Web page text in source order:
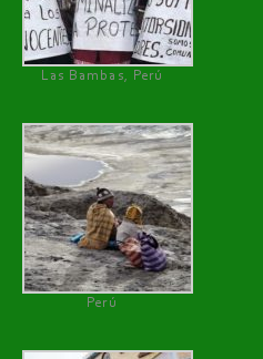
Las Bambas, Perú
Perú